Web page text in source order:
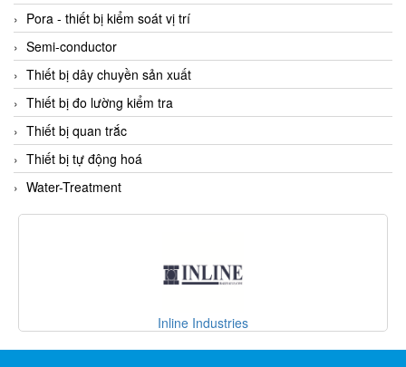
GREYSTONE
Grizzly Viet Nam
Grundfos
GSEETECH
GURLEY
H&T Korea
Hach
Hanshin feeder
Pora - thiết bị kiểm soát vị trí
Semi-conductor
Thiết bị dây chuyền sản xuất
Thiết bị đo lường kiểm tra
Thiết bị quan trắc
Thiết bị tự động hoá
Water-Treatment
CD Automation S.r.l